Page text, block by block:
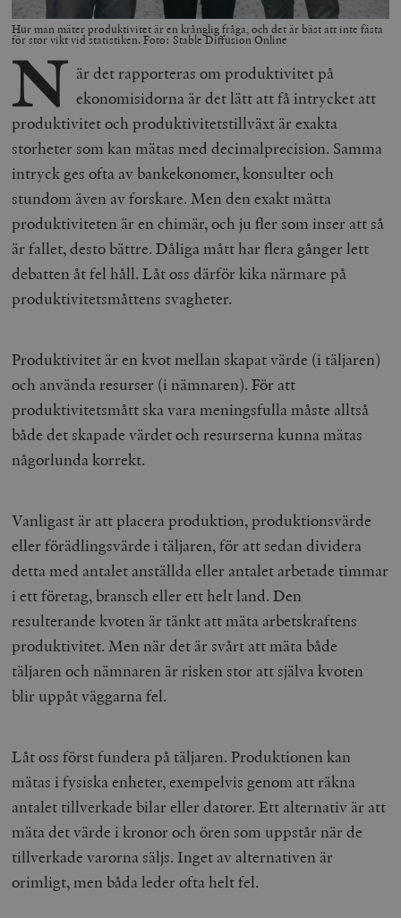
Hur man mäter produktivitet är en krånglig fråga, och det är bäst att inte fästa
för stor vikt vid statistiken. Foto: Stable Diffusion Online
N är det rapporteras om produktivitet på
ekonomisidorna är det lätt att få intrycket att
produktivitet och produktivitetstillväxt är exakta
storheter som kan mätas med decimalprecision. Samma
intryck ges ofta av bankekonomer, konsulter och
stundom även av forskare. Men den exakt mätta
produktiviteten är en chimär, och ju fler som inser att så
är fallet, desto bättre. Dåliga mått har flera gånger lett
debatten åt fel håll. Låt oss därför kika närmare på
produktivitetsmåttens svagheter.
Produktivitet är en kvot mellan skapat värde (i täljaren)
och använda resurser (i nämnaren). För att
produktivitetsmått ska vara meningsfulla måste alltså
både det skapade värdet och resurserna kunna mätas
någorlunda korrekt.
Vanligast är att placera produktion, produktionsvärde
eller förädlingsvärde i täljaren, för att sedan dividera
detta med antalet anställda eller antalet arbetade timmar
i ett företag, bransch eller ett helt land. Den
resulterande kvoten är tänkt att mäta arbetskraftens
produktivitet. Men när det är svårt att mäta både
täljaren och nämnaren är risken stor att själva kvoten
blir uppåt väggarna fel.
Låt oss först fundera på täljaren. Produktionen kan
mätas i fysiska enheter, exempelvis genom att räkna
antalet tillverkade bilar eller datorer. Ett alternativ är att
mäta det värde i kronor och ören som uppstår när de
tillverkade varorna säljs. Inget av alternativen är
orimligt, men båda leder ofta helt fel.